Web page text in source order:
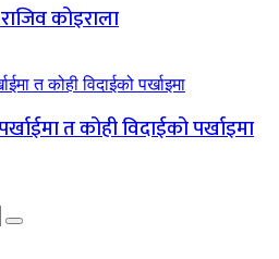
कोइराला
त कोही विदाईको पर्खाइमा